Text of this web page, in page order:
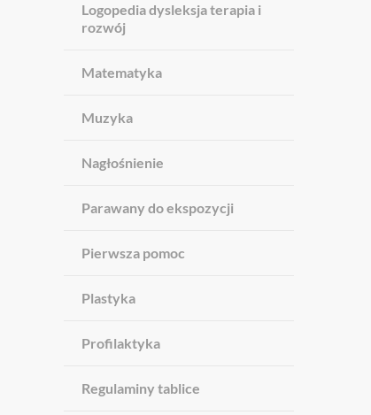
Logopedia dysleksja terapia i
rozwój
Matematyka
Muzyka
Nagłośnienie
Parawany do ekspozycji
Pierwsza pomoc
Plastyka
Profilaktyka
Regulaminy tablice